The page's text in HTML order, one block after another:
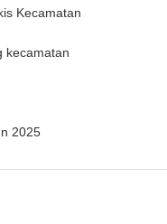
Kecamatan
kecamatan
2025